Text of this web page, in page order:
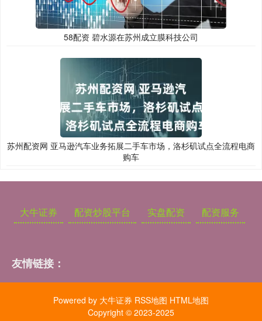
58配资 碧水源在苏州成立膜科技公司
苏州配资网 亚马逊汽车业务拓展二手车市场，洛杉矶试点全流程电商
购车
大牛证券 配资炒股平台 实盘配资 配资服务
友情链接：
Powered by 大牛证券 RSS地图 HTML地图
Copyright © 2023-2025